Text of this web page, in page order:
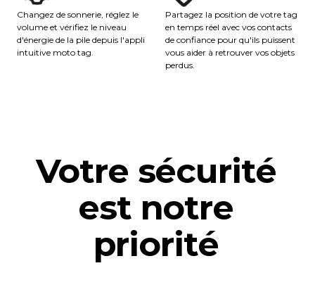
Changez de sonnerie, réglez le
volume et vérifiez le niveau
d'énergie de la pile depuis l'appli
intuitive moto tag.
Partagez la position de votre tag
en temps réel avec vos contacts
de confiance pour qu'ils puissent
vous aider à retrouver vos objets
perdus.
Votre sécurité
est notre
priorité